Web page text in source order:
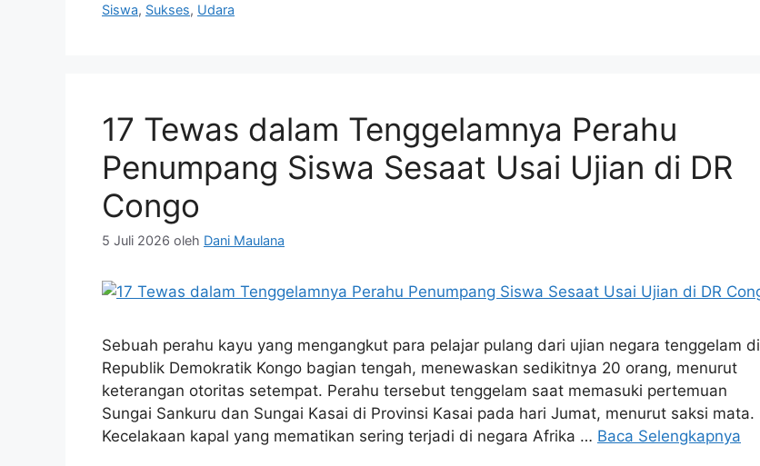
Siswa, Sukses, Udara
17 Tewas dalam Tenggelamnya Perahu
Penumpang Siswa Sesaat Usai Ujian di DR
Congo
5 Juli 2026 oleh Dani Maulana
Sebuah perahu kayu yang mengangkut para pelajar pulang dari ujian negara tenggelam di
Republik Demokratik Kongo bagian tengah, menewaskan sedikitnya 20 orang, menurut
keterangan otoritas setempat. Perahu tersebut tenggelam saat memasuki pertemuan
Sungai Sankuru dan Sungai Kasai di Provinsi Kasai pada hari Jumat, menurut saksi mata.
Kecelakaan kapal yang mematikan sering terjadi di negara Afrika … Baca Selengkapnya